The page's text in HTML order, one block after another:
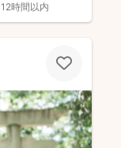
12時間以内